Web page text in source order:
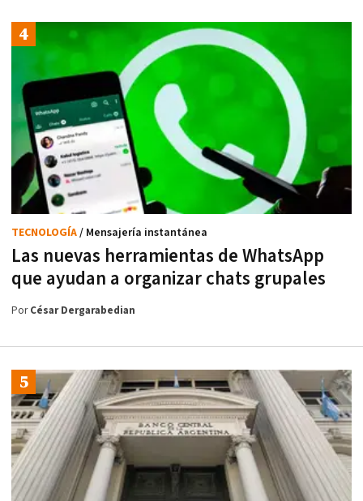
Las nuevas herramientas de WhatsApp
que ayudan a organizar chats grupales
TECNOLOGÍA/ Mensajería instantánea
PorCésar Dergarabedian